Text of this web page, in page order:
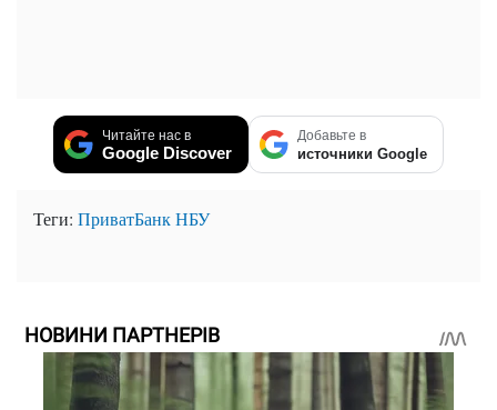
Читайте нас в
Google Discover
Добавьте в
источники Google
Теги: ПриватБанкНБУ
НОВИНИ ПАРТНЕРІВ